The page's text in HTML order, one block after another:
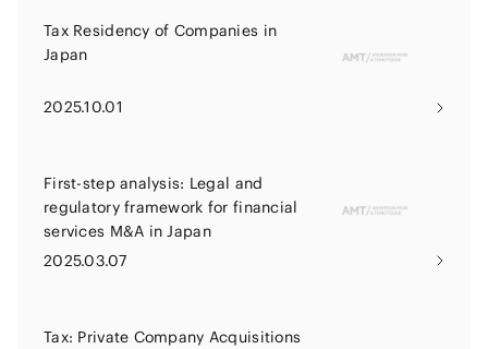
Tax Residency of Companies in
Japan
2025.10.01
First-step analysis: Legal and
regulatory framework for financial
services M&A in Japan
2025.03.07
Tax: Private Company Acquisitions